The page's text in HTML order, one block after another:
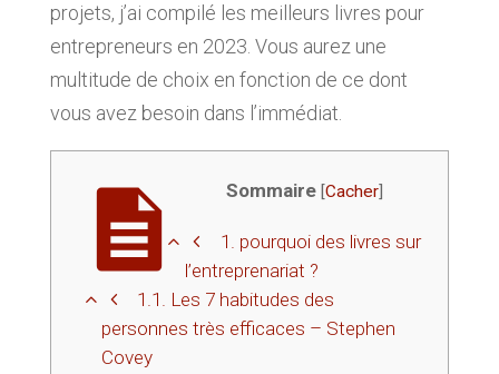
projets, j’ai compilé les meilleurs livres pour
entrepreneurs en 2023. Vous aurez une
multitude de choix en fonction de ce dont
vous avez besoin dans l’immédiat.
Sommaire [Cacher]
1. pourquoi des livres sur
l’entreprenariat ?
1.1. Les 7 habitudes des
personnes très efficaces – Stephen
Covey